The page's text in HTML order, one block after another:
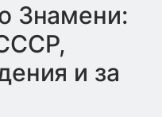
Знамени:
и за